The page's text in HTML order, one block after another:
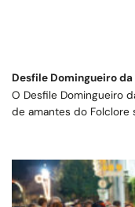
Desfile Domingueiro
O Desfile Domingueiro
de amantes do Folclore